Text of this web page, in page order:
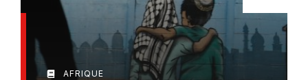
AFRIQUE